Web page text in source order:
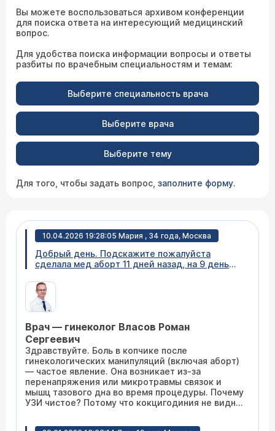
Вы можете воспользоваться архивом конференции
для поиска ответа на интересующий медицинский
вопрос.
Для удобства поиска информации вопросы и ответы
разбиты по врачебным специальностям и темам:
Выберите специальность врача
Выберите врача
Выберите тему
Для того, чтобы задать вопрос, заполните форму.
10.04.2026 19:28:05 Мария , 34 года, Москва
Добрый день. Подскажите пожалуйста
сделала мед аборт 11 дней назад, на 9 день
давление в копчике, по узи все чисто, на 10
день кровь закончилась. Но сильное давление
в копчике постоянное. Что это может быть ?
Врач — гинеколог Власов Роман
Сергеевич
Здравствуйте. Боль в копчике после
гинекологических манипуляций (включая аборт)
— частое явление. Она возникает из-за
перенапряжения или микротравмы связок и
мышц тазового дна во время процедуры. Почему
УЗИ чистое? Потому что кокцигодиния не видна